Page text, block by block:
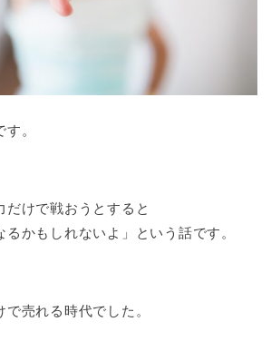
。
だけで戦おうとすると
かもしれないよ」という話です。
売れる時代でした。